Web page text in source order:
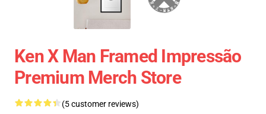
Ken X Man Framed Impressão
Premium Merch Store
(5 customer reviews)